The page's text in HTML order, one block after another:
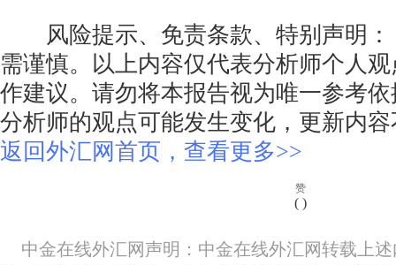
风险提示、免责条款、特别声明：
需谨慎。以上内容仅代表分析师个人
作建议。请勿将本报告视为唯一参考
分析师的观点可能发生变化，更新内
返回外汇网首页，查看更多>>
赞
( )
中金在线外汇网声明：中金在线外汇网转载上